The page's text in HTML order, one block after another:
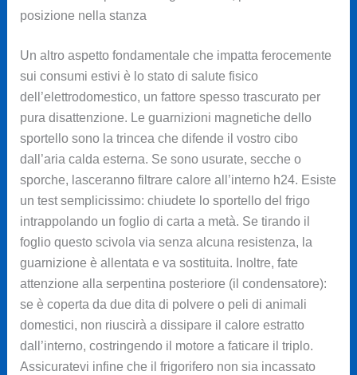
posizione nella stanza
Un altro aspetto fondamentale che impatta ferocemente
sui consumi estivi è lo stato di salute fisico
dell’elettrodomestico, un fattore spesso trascurato per
pura disattenzione. Le guarnizioni magnetiche dello
sportello sono la trincea che difende il vostro cibo
dall’aria calda esterna. Se sono usurate, secche o
sporche, lasceranno filtrare calore all’interno h24. Esiste
un test semplicissimo: chiudete lo sportello del frigo
intrappolando un foglio di carta a metà. Se tirando il
foglio questo scivola via senza alcuna resistenza, la
guarnizione è allentata e va sostituita. Inoltre, fate
attenzione alla serpentina posteriore (il condensatore):
se è coperta da due dita di polvere o peli di animali
domestici, non riuscirà a dissipare il calore estratto
dall’interno, costringendo il motore a faticare il triplo.
Assicuratevi infine che il frigorifero non sia incassato